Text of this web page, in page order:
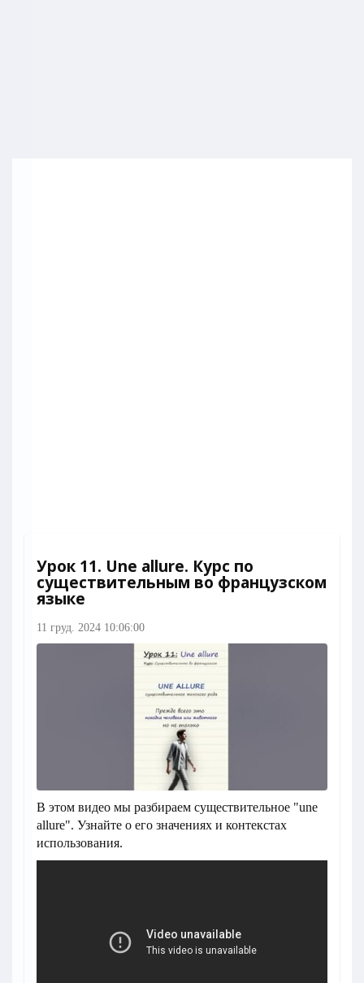
Урок 11. Une allure. Курс по
существительным во французском
языке
11 груд. 2024 10:06:00
В этом видео мы разбираем существительное "une
allure". Узнайте о его значениях и контекстах
использования.